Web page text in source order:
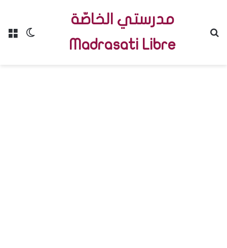
Menu
مدرستي الخاصّة
Madrasati Libre